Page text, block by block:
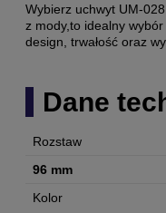
Wybierz uchwyt UM-
z mody,to idealny
design, trwałość oraz
Dane
Rozstaw
96 mm
Kolor